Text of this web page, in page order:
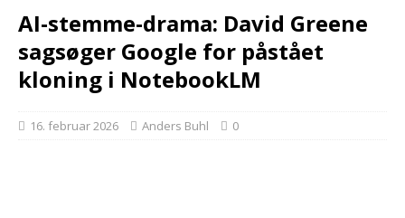
AI-stemme-drama: David Greene
sagsøger Google for påstået
kloning i NotebookLM
16. februar 2026 Anders Buhl 0